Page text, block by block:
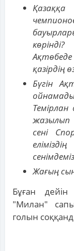
Бүгін
жазылып
сені
Жағың
Бұған
"Милан"
голын